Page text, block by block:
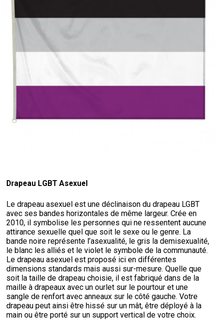
Drapeau LGBT Asexuel
Le drapeau asexuel est une déclinaison du drapeau LGBT
avec ses bandes horizontales de même largeur. Crée en
2010, il symbolise les personnes qui ne ressentent aucune
attirance sexuelle quel que soit le sexe ou le genre. La
bande noire représente l’asexualité, le gris la demisexualité,
le blanc les alliés et le violet le symbole de la communauté.
Le drapeau asexuel est proposé ici en différentes
dimensions standards mais aussi sur-mesure. Quelle que
soit la taille de drapeau choisie, il est fabriqué dans de la
maille à drapeaux avec un ourlet sur le pourtour et une
sangle de renfort avec anneaux sur le côté gauche. Votre
drapeau peut ainsi être hissé sur un mât, être déployé à la
main ou être porté sur un support vertical de votre choix.